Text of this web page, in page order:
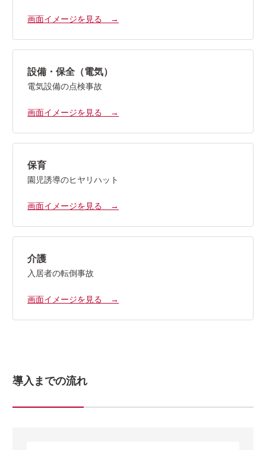
画面イメージを見る →
設備・保全（電気）
電気設備の点検事故
画面イメージを見る →
保育
園児誘導のヒヤリハット
画面イメージを見る →
介護
入居者の転倒事故
画面イメージを見る →
導入までの流れ